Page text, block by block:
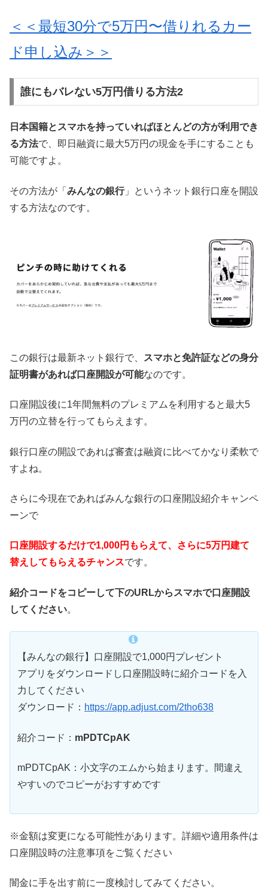
＜＜最短30分で5万円〜借りれるカー
ド申し込み＞＞
誰にもバレない5万円借りる方法2
日本国籍とスマホを持っていればほとんどの方が利用でき
る方法で、即日融資に最大5万円の現金を手にすることも
可能ですよ。
その方法が「 みんなの銀行」というネット銀行口座を開設
する方法なのです。
この銀行は最新ネット銀行で、
スマホと免許証などの身分
証明書があれば口座開設が可能なのです。
口座開設後に1年間無料のプレミアムを利用すると最大5
万円の立替を行ってもらえます。
銀行口座の開設であれば審査は融資に比べてかなり柔軟で
すよね。
さらに今現在であればみんな銀行の口座開設紹介キャンペ
ーンで
口座開設するだけで1,000円もらえて、さらに5万円建て
替えしてもらえるチャンスです。
紹介コードをコピーして下のURLからスマホで口座開設
してください。
【みんなの銀行】口座開設で1,000円プレゼント
アプリをダウンロードし口座開設時に紹介コードを入
力してください
ダウンロード： https://app.adjust.com/2tho638
紹介コード： mPDTCpAK
mPDTCpAK：小文字のエムから始まります。間違え
やすいのでコピーがおすすめです
※金額は変更になる可能性があります。詳細や適用条件は
口座開設時の注意事項をご覧ください
闇金に手を出す前に一度検討してみてください。